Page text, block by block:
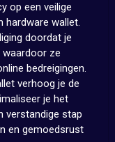
op een veilige
hardware wallet.
doordat je
ze
bedreigingen.
verhoog je de
je het
verstandige stap
en gemoedsrust